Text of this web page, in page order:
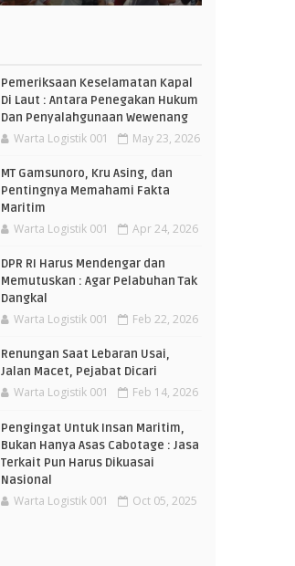
Pemeriksaan Keselamatan Kapal
Di Laut : Antara Penegakan Hukum
Dan Penyalahgunaan Wewenang
Warta Logistik 001 May 23, 2026
MT Gamsunoro, Kru Asing, dan
Pentingnya Memahami Fakta
Maritim
Warta Logistik 001 Apr 24, 2026
DPR RI Harus Mendengar dan
Memutuskan : Agar Pelabuhan Tak
Dangkal
Warta Logistik 001 Feb 22, 2026
Renungan Saat Lebaran Usai,
Jalan Macet, Pejabat Dicari
Warta Logistik 001 Feb 14, 2026
Pengingat Untuk Insan Maritim,
Bukan Hanya Asas Cabotage : Jasa
Terkait Pun Harus Dikuasai
Nasional
Warta Logistik 001 Oct 05, 2025